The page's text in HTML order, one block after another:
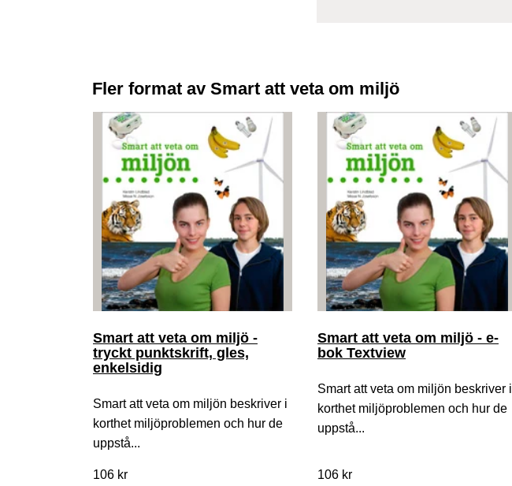
Fler format av Smart att veta om miljö
Smart att veta om miljö -
tryckt punktskrift, gles,
enkelsidig
Smart att veta om miljön beskriver i
korthet miljöproblemen och hur de
uppstå...
106 kr
Smart att veta om miljö - e-
bok Textview
Smart att veta om miljön beskriver i
korthet miljöproblemen och hur de
uppstå...
106 kr